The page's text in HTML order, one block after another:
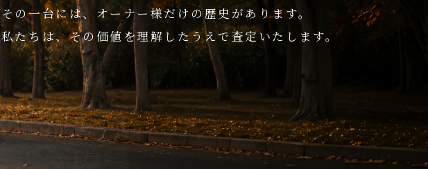
その一台には、オーナー様だけの歴史があります。
私たちは、その価値を理解したうえで査定いたします。